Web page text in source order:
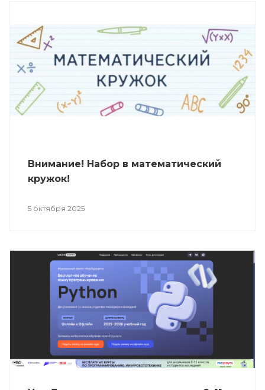
Внимание! Набор в математический
кружок!
5 октября 2025